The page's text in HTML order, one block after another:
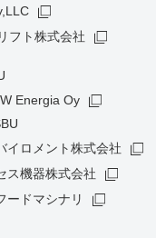
フト株式会社
Energia Oy
イロメント株式会社
ス機器株式会社
ードマシナリ